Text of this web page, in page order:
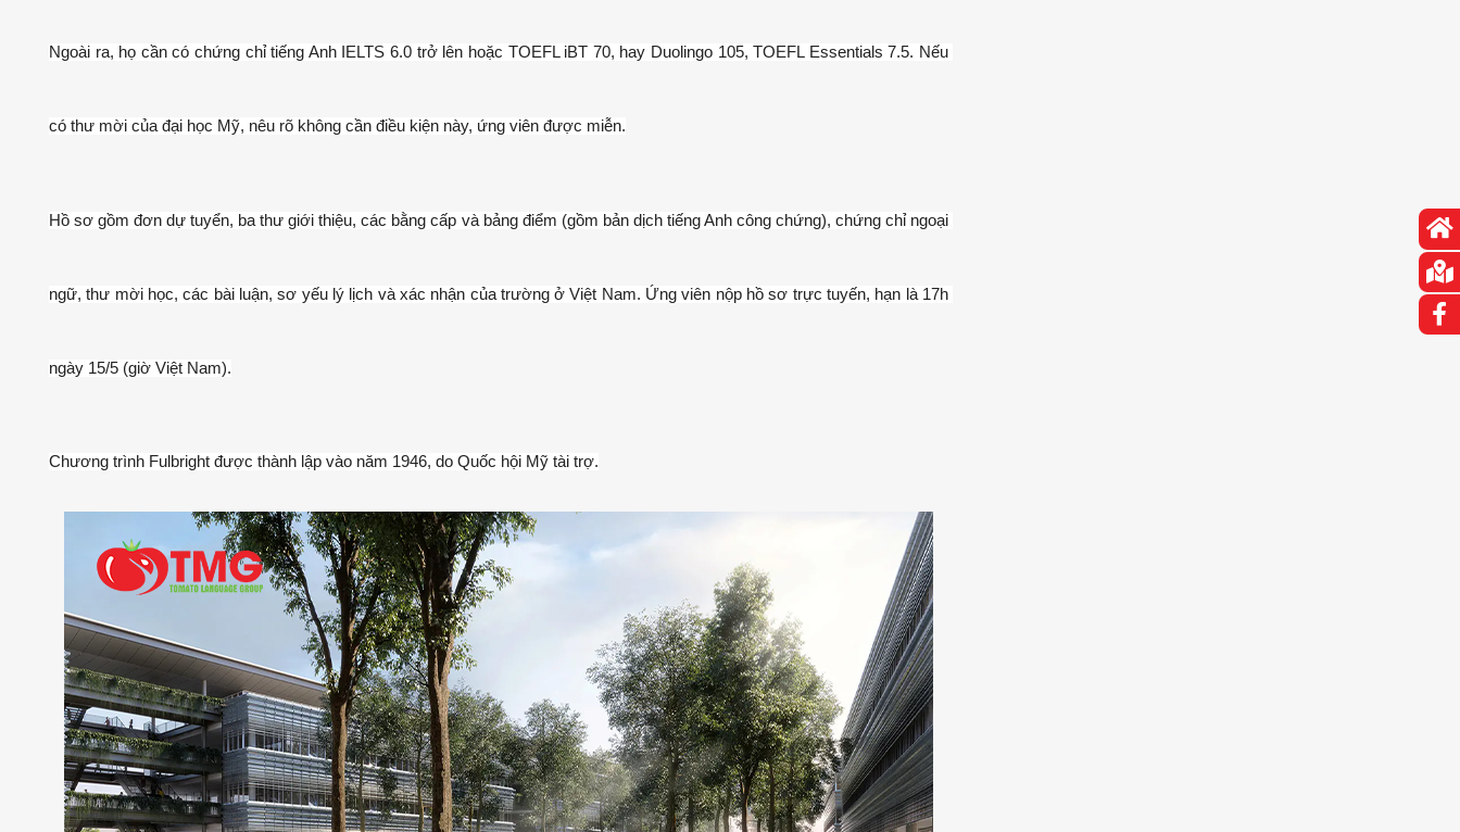
Ngoài ra, họ cần có chứng chỉ tiếng Anh IELTS 6.0 trở lên hoặc TOEFL iBT 70, hay Duolingo 105, TOEFL Essentials 7.5. Nếu
có thư mời của đại học Mỹ, nêu rõ không cần điều kiện này, ứng viên được miễn.
Hồ sơ gồm đơn dự tuyển, ba thư giới thiệu, các bằng cấp và bảng điểm (gồm bản dịch tiếng Anh công chứng), chứng chỉ ngoại
ngữ, thư mời học, các bài luận, sơ yếu lý lịch và xác nhận của trường ở Việt Nam. Ứng viên nộp hồ sơ trực tuyến, hạn là 17h
ngày 15/5 (giờ Việt Nam).
Chương trình Fulbright được thành lập vào năm 1946, do Quốc hội Mỹ tài trợ.